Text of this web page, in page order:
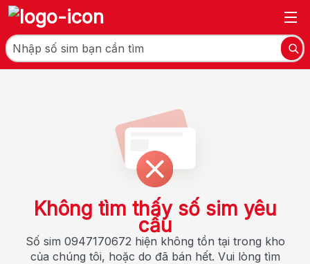
Không tìm thấy số sim yêu
cầu
Số sim 0947170672 hiện không tồn tại trong kho
của chúng tôi, hoặc do đã bán hết. Vui lòng tìm